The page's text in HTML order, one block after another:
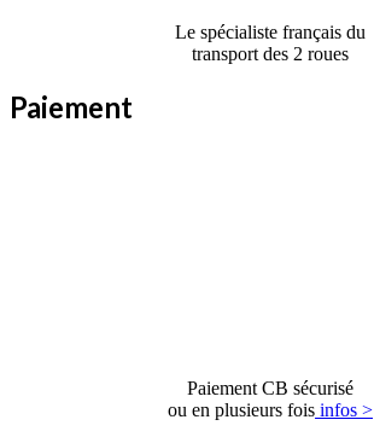
Le spécialiste français du
transport des 2 roues
Paiement
Paiement CB sécurisé
ou en plusieurs fois infos >